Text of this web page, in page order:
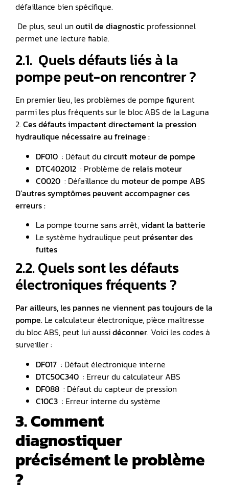
défaillance bien spécifique.
De plus, seul un outil de diagnostic professionnel
permet une lecture fiable.
2.1. ️ Quels défauts liés à la
pompe peut-on rencontrer ?
En premier lieu, les problèmes de pompe figurent
parmi les plus fréquents sur le bloc ABS de la Laguna
2. Ces défauts impactent directement la pression
hydraulique nécessaire au freinage :
DF010 : Défaut du circuit moteur de pompe
DTC402012 : Problème de relais moteur
C0020 : Défaillance du moteur de pompe ABS
D’autres symptômes peuvent accompagner ces
erreurs :
La pompe tourne sans arrêt,vidant la batterie
Le système hydraulique peut présenter des
fuites
2.2. Quels sont les défauts
électroniques fréquents ?
Par ailleurs, les pannes ne viennent pas toujours de la
pompe. Le calculateur électronique, pièce maîtresse
du bloc ABS, peut lui aussidéconner. Voici les codes à
surveiller :
DF017 ️ : Défaut électronique interne
DTC50C340 : Erreur du calculateur ABS
DF088 : Défaut du capteur de pression
C10C3 : Erreur interne du système
3. Comment
diagnostiquer
précisément le problème
?